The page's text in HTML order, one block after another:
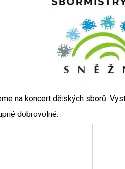
na koncert dětských sborů.
dobrovolné.